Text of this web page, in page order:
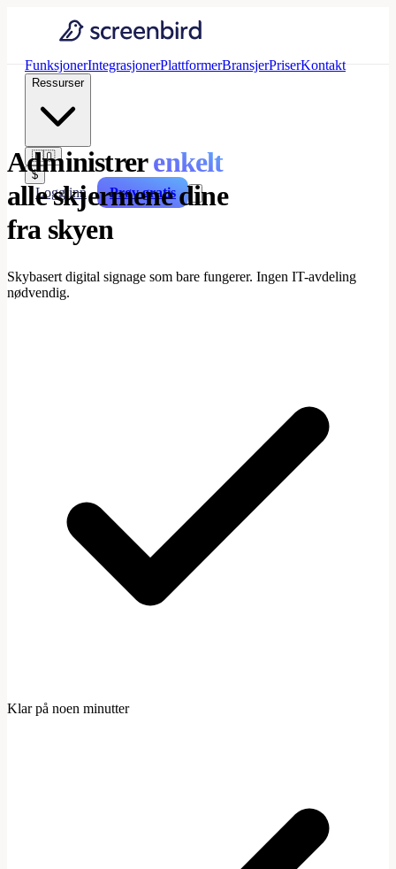
FunksjonerIntegrasjonerPlattformerBransjerPriserKontakt
Ressurser
🇳🇴
$
Logg inn Prøv gratis
Administrerenkelt
alle skjermene dine
fra skyen
Skybasert digital signage som bare fungerer. Ingen IT-avdeling
nødvendig.
Klar på noen minutter